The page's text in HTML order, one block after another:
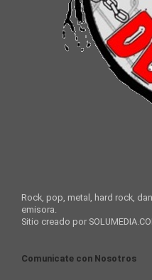
Rock, pop, metal, hard rock,
emisora.
Sitio creado por
Comunicate con Nosotros